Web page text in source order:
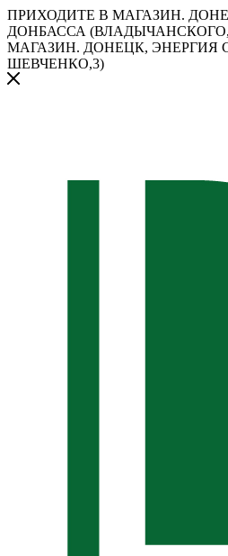
ПРИХОДИТЕ В МАГАЗИН.
ДОНБАССА
МАГАЗИН. ДОНЕЦК, ЭНЕРГИЯ
ШЕВЧЕНКО,3)